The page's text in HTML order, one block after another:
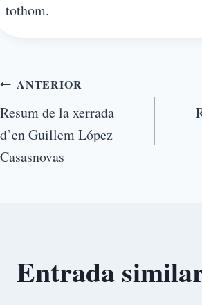
tothom.
ANTERIOR
Resum de la xerrada
d’en Guillem López
Casasnovas
Entrada